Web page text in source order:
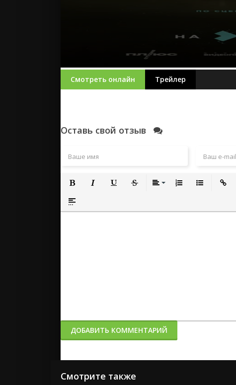
Смотреть онлайн Трейлер
Оставь свой отзыв
Полужирный
Вставка спойлера
ДОБАВИТЬ КОММЕНТАРИЙ
Смотрите также